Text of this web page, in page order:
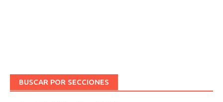
BUSCAR POR SECCIONES